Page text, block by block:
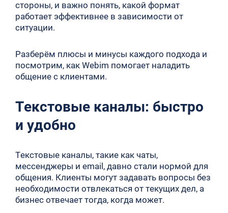
стороны, и важно понять, какой формат
работает эффективнее в зависимости от
ситуации.
Разберём плюсы и минусы каждого подхода и
посмотрим, как Webim помогает наладить
общение с клиентами.
Текстовые каналы: быстро
и удобно
Текстовые каналы, такие как чаты,
мессенджеры и email, давно стали нормой для
общения. Клиенты могут задавать вопросы без
необходимости отвлекаться от текущих дел, а
бизнес отвечает тогда, когда может.